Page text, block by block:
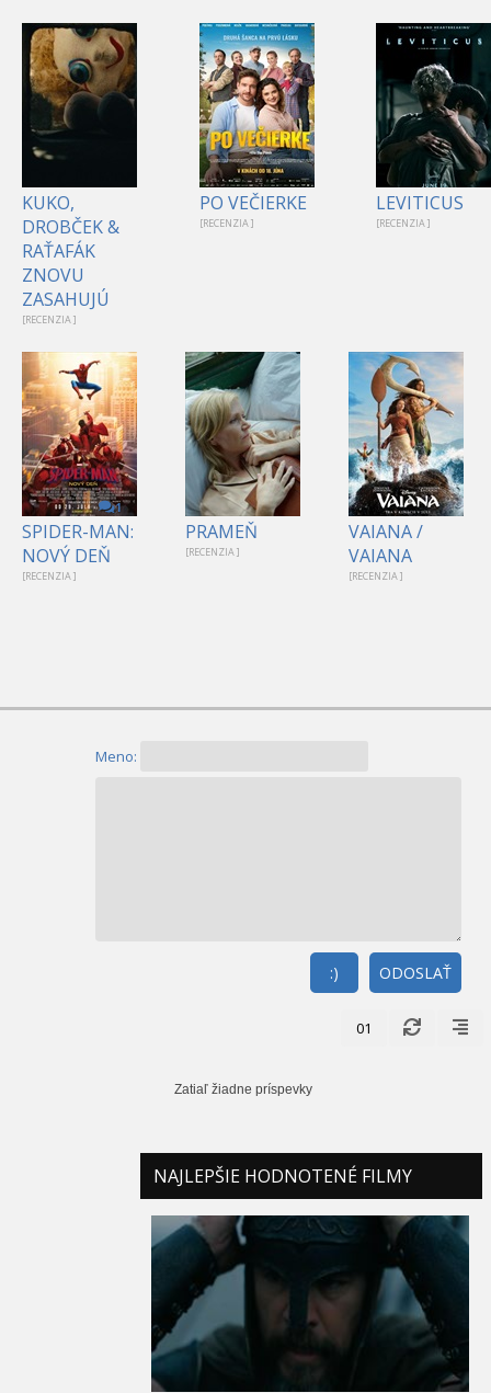
KUKO,
DROBČEK &
RAŤAFÁK
ZNOVU
ZASAHUJÚ
[RECENZIA ]
PO VEČIERKE
[RECENZIA ]
LEVITICUS
[RECENZIA ]
1
SPIDER-MAN:
NOVÝ DEŇ
[RECENZIA ]
PRAMEŇ
[RECENZIA ]
VAIANA /
VAIANA
[RECENZIA ]
Meno:
ODOSLAŤ
:)
01
Zatiaľ žiadne príspevky
NAJLEPŠIE HODNOTENÉ FILMY